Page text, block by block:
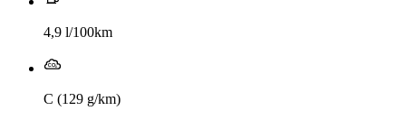
4,9 l/100km
C (129 g/km)